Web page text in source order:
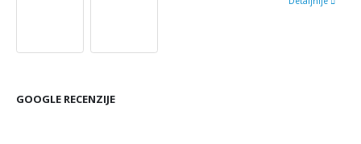
GOOGLE RECENZIJE